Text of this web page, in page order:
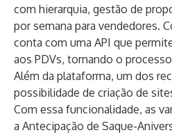
com hierarquia, gestão de
por semana para vendedores.
conta com uma API que
aos PDVs, tornando o
Além da plataforma, um dos
possibilidade de criação de
Com essa funcionalidade, as
a Antecipação de Saque-